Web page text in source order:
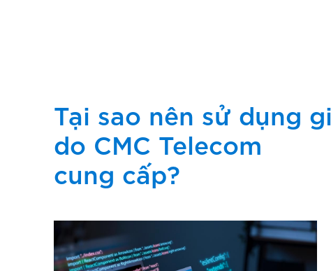
Tại sao nên sử dụng
do CMC Telecom
cung cấp?